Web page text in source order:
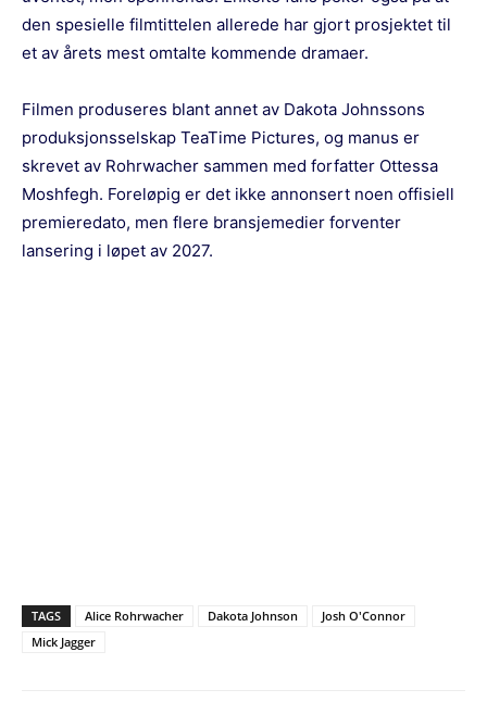
den spesielle filmtittelen allerede har gjort prosjektet til
et av årets mest omtalte kommende dramaer.
Filmen produseres blant annet av Dakota Johnssons
produksjonsselskap TeaTime Pictures, og manus er
skrevet av Rohrwacher sammen med forfatter Ottessa
Moshfegh. Foreløpig er det ikke annonsert noen offisiell
premieredato, men flere bransjemedier forventer
lansering i løpet av 2027.
TAGS Alice Rohrwacher Dakota Johnson
Josh O'Connor
Mick Jagger